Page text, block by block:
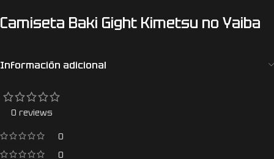
Camiseta Baki Gight Kimetsu no Yaiba
Información adicional
0 reviews
0
0